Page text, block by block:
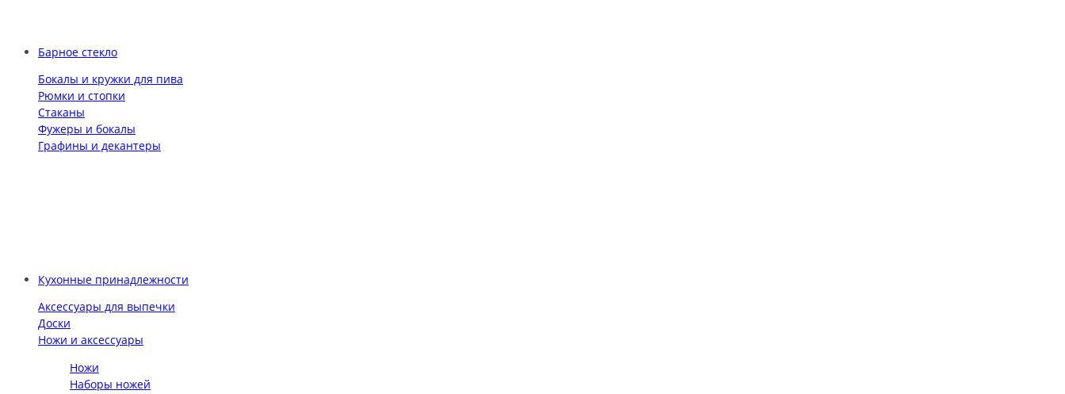
Барное стекло
Бокалы и кружки для пива
Рюмки и стопки
Стаканы
Фужеры и бокалы
Графины и декантеры
Кухонные принадлежности
Аксессуары для выпечки
Доски
Ножи и аксессуары
Ножи
Наборы ножей